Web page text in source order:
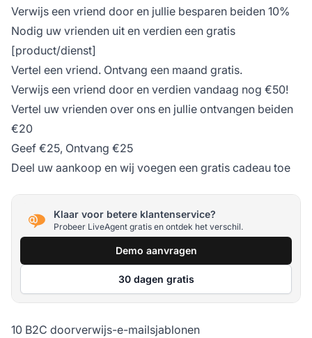
Verwijs een vriend door en jullie besparen beiden 10%
Nodig uw vrienden uit en verdien een gratis
[product/dienst]
Vertel een vriend. Ontvang een maand gratis.
Verwijs een vriend door en verdien vandaag nog €50!
Vertel uw vrienden over ons en jullie ontvangen beiden
€20
Geef €25, Ontvang €25
Deel uw aankoop en wij voegen een gratis cadeau toe
Klaar voor betere klantenservice?
Probeer LiveAgent gratis en ontdek het verschil.
Demo aanvragen
30 dagen gratis
10 B2C doorverwijs-e-mailsjablonen